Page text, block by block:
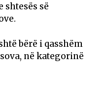
së
bërë i qasshëm
në kategorinë